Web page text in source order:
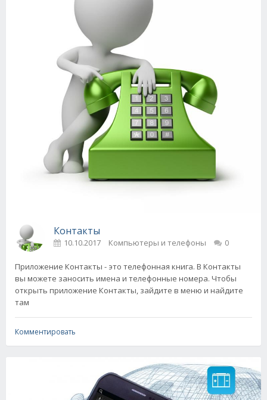
Контакты
10.10.2017 Компьютеры и телефоны 0
Приложение Контакты - это телефонная книга. В Контакты
вы можете заносить имена и телефонные номера. Чтобы
открыть приложение Контакты, зайдите в меню и найдите
там
Комментировать